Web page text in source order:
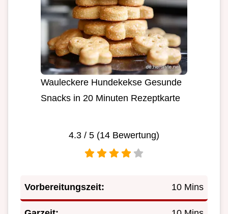
Wauleckere Hundekekse Gesunde
Snacks in 20 Minuten Rezeptkarte
4.3 / 5 (14 Bewertung)
Vorbereitungszeit: 10 Mins